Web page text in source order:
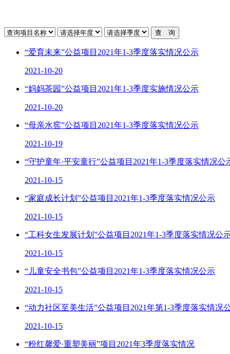
“爱育未来”公益项目2021年1-3季度落实情况公示
2021-10-20
“妈妈茶园”公益项目2021年1-3季度实施情况公示
2021-10-20
“母亲水窖”公益项目2021年1-3季度落实情况公示
2021-10-19
“守护童年·平安童行”公益项目2021年1-3季度落实情况公
2021-10-15
“家庭成长计划”公益项目2021年1-3季度落实情况公示
2021-10-15
“工科女生发展计划”公益项目2021年1-3季度落实情况公
2021-10-15
“儿童安全书包”公益项目2021年1-3季度落实情况公示
2021-10-15
“动力社区至美生活”公益项目2021年第1-3季度落实情况
2021-10-15
“粉红馨爱·重塑美丽”项目2021年3季度落实情况